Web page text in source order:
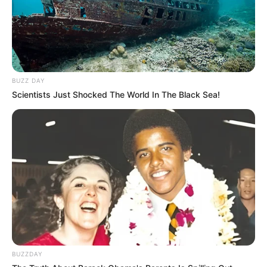
pour les amateurs de belles cotes.
BUZZ DAY
Scientists Just Shocked The World In The Black Sea!
BUZZDAY